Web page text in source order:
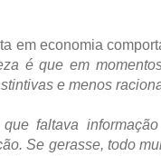
em economia
é que em
e menos
que faltava
Se gerasse, todo